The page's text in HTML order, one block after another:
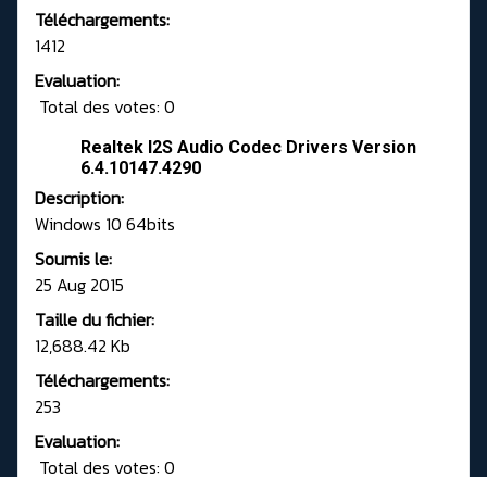
Téléchargements:
1412
Evaluation:
Total des votes: 0
Realtek I2S Audio Codec Drivers Version
6.4.10147.4290
Description:
Windows 10 64bits
Soumis le:
25 Aug 2015
Taille du fichier:
12,688.42 Kb
Téléchargements:
253
Evaluation:
Total des votes: 0